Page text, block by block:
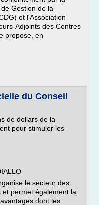
Gestion de la
et l'Association
Adjoints des Centres
propose, en
du Conseil
de dollars de la
pour stimuler les
le secteur des
et permet également la
dont les